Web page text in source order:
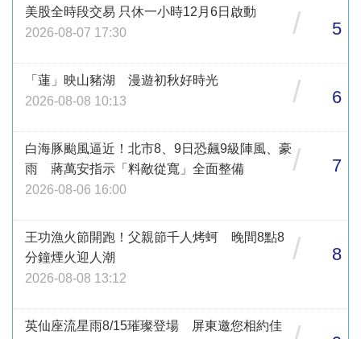
美股全時段交易 只休一小時12月6日啟動
2026-08-07 17:30
/ 5
「蓮」映山豬湖 漫遊初秋好時光
2026-08-08 10:13
/ 6
白海豚颱風逼近！北市8、9日恐飆9級陣風、豪
雨 蔣萬安指示「料敵從寬」全面整備
2026-08-06 16:00
/ 7
王功漁火節開跑！父親節千人烤蚵 晚間8點8
分鐘煙火迎人潮
2026-08-08 13:12
/ 8
英仙座流星雨8/15璀璨登場 屏東邀您相約佳